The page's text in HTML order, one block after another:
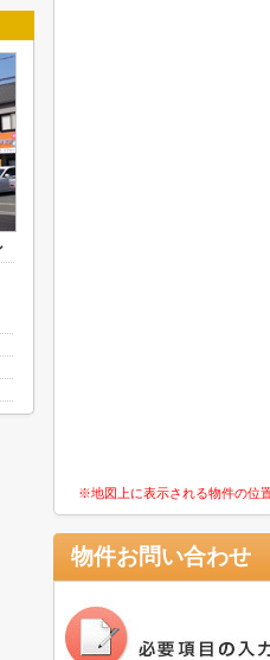
※地図上に表示される物件の位
物件お問い合わせ